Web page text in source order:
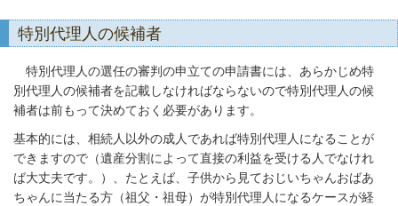
特別代理人の候補者
特別代理人の選任の審判の申立ての申請書には、あらかじめ特
別代理人の候補者を記載しなければならないので特別代理人の候
補者は前もって決めておく必要があります。
基本的には、相続人以外の成人であれば特別代理人になることが
できますので（遺産分割によって直接の利益を受ける人でなけれ
ば大丈夫です。）、たとえば、子供から見ておじいちゃんおばあ
ちゃんに当たる方（祖父・祖母）が特別代理人になるケースが経